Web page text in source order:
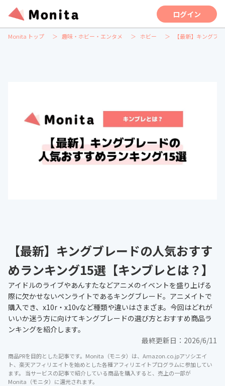
ログイン
Monita トップ 趣味・ホビー・エンタメ ホビー 【最新】キングブ
【最新】キングブレードの人気おすす
めランキング15選【キンブレとは？】
アイドルのライブやあんすたなどアニメのイベントを盛り上げる
際に欠かせないペンライトであるキングブレード。アニメイトで
購入でき、x10r・x10vなど種類や違いはさまざま。今回はどれが
いいか迷う方に向けてキングブレードの選び方とおすすめ商品ラ
ンキングを紹介します。
最終更新日： 2026/6/11
商品PRを目的とした記事です。Monita（モニタ）は、Amazon.co.jpアソシエイ
ト、楽天アフィリエイトを始めとした各種アフィリエイトプログラムに参加してい
ます。 当サービスの記事で紹介している商品を購入すると、売上の一部が
Monita（モニタ）に還元されます。